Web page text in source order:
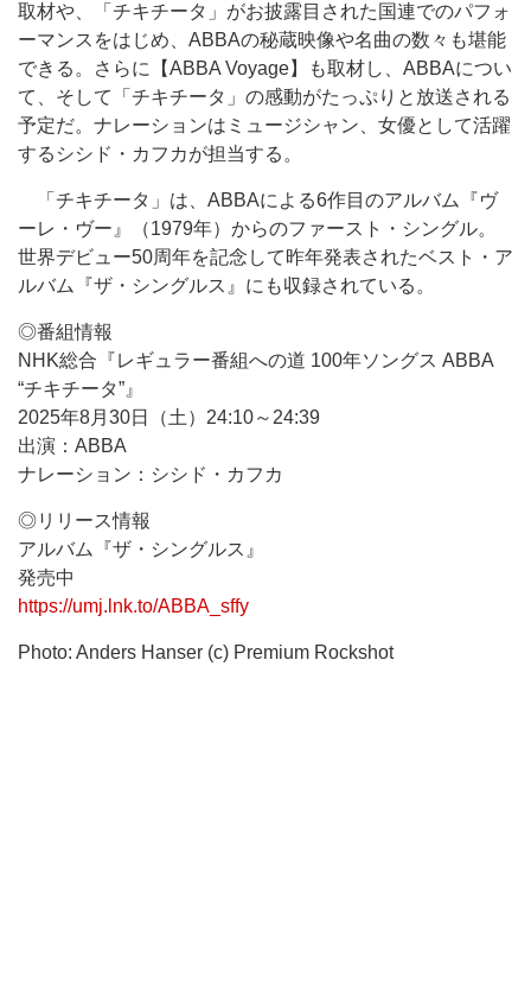
取材や、「チキチータ」がお披露目された国連でのパフォ
ーマンスをはじめ、ABBAの秘蔵映像や名曲の数々も堪能
できる。さらに【ABBA Voyage】も取材し、ABBAについ
て、そして「チキチータ」の感動がたっぷりと放送される
予定だ。ナレーションはミュージシャン、女優として活躍
するシシド・カフカが担当する。
「チキチータ」は、ABBAによる6作目のアルバム『ヴ
ーレ・ヴー』（1979年）からのファースト・シングル。
世界デビュー50周年を記念して昨年発表されたベスト・ア
ルバム『ザ・シングルス』にも収録されている。
◎番組情報
NHK総合『レギュラー番組への道 100年ソングス ABBA
“チキチータ”』
2025年8月30日（土）24:10～24:39
出演：ABBA
ナレーション：シシド・カフカ
◎リリース情報
アルバム『ザ・シングルス』
発売中
https://umj.lnk.to/ABBA_sffy
Photo: Anders Hanser (c) Premium Rockshot